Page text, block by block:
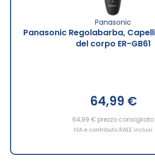
Panasonic
Panasonic Regolabarba,
del corpo ER-GB61
64,99 €
64,99 € prezzo consigliato
IVA e contributo RAEE inclusi